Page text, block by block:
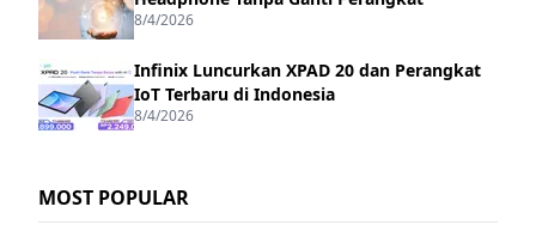
8/4/2026
Infinix Luncurkan XPAD 20 dan Perangkat
IoT Terbaru di Indonesia
8/4/2026
MOST POPULAR